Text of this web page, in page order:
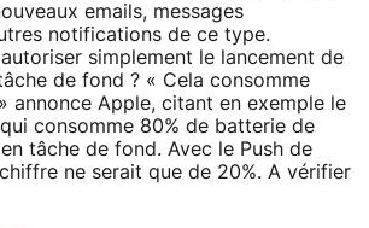
emails, messages
notifications de ce type.
simplement le lancement de
de fond ? « Cela consomme
annonce Apple, citant en exemple le
consomme 80% de batterie de
tâche de fond. Avec le Push de
ne serait que de 20%. A vérifier